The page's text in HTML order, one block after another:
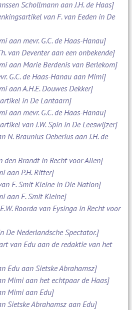
Schollmann aan J.H. de Haas]
van F. van Eeden in De
aan mevr. G.C. de Haas-Hanau]
van Deventer aan een onbekende]
aan Marie Berdenis van Berlekom]
G.C. de Haas-Hanau aan Mimi]
aan A.H.E. Douwes Dekker]
in De Lantaarn]
aan mevr. G.C. de Haas-Hanau]
van J.W. Spin in De Leeswijzer]
N. Braunius Oeberius aan J.H. de
den Brandt in Recht voor Allen]
aan P.H. Ritter]
F. Smit Kleine in Die Nation]
aan F. Smit Kleine]
Roorda van Eysinga in Recht voor
De Nederlandsche Spectator.]
van Edu aan de redaktie van het
Edu aan Sietske Abrahamsz]
Mimi aan het echtpaar de Haas]
Mimi aan Edu]
Sietske Abrahamsz aan Edu]